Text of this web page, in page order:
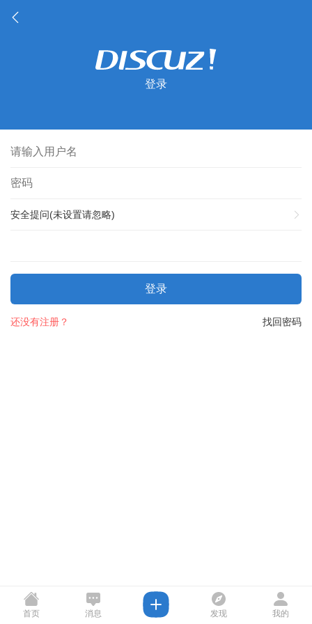
登录
安全提问(未设置请忽略)
登录
找回密码
还没有注册？
首页 消息 发现 我的